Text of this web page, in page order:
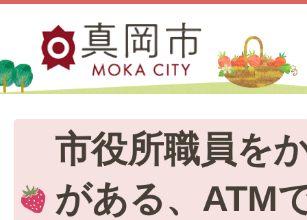
市役所職員を
がある、ATM